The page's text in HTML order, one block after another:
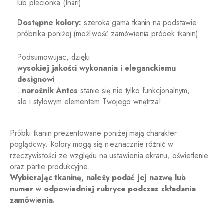
lub plecionka (Inari)
Dostępne kolory: szeroka gama tkanin na podstawie
próbnika poniżej (możliwość zamówienia próbek tkanin)
Podsumowujac, dzięki
wysokiej jakości wykonania i eleganckiemu
designowi
, narożnik Antos stanie się nie tylko funkcjonalnym,
ale i stylowym elementem Twojego wnętrza!
Próbki tkanin prezentowane poniżej mają charakter
poglądowy. Kolory mogą się nieznacznie różnić w
rzeczywistości ze względu na ustawienia ekranu, oświetlenie
oraz partie produkcyjne.
Wybierając tkaninę, należy podać jej nazwę lub
numer w odpowiedniej rubryce podczas składania
zamówienia.